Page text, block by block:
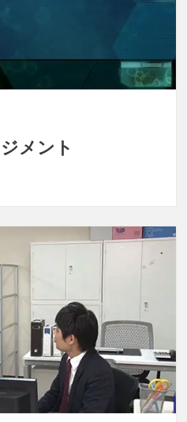
メント